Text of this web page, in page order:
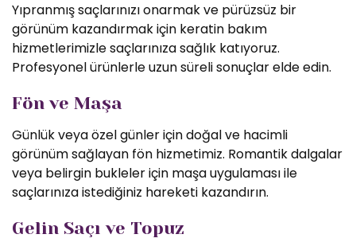
Yıpranmış saçlarınızı onarmak ve pürüzsüz bir
görünüm kazandırmak için keratin bakım
hizmetlerimizle saçlarınıza sağlık katıyoruz.
Profesyonel ürünlerle uzun süreli sonuçlar elde edin.
Fön ve Maşa
Günlük veya özel günler için doğal ve hacimli
görünüm sağlayan fön hizmetimiz. Romantik dalgalar
veya belirgin bukleler için maşa uygulaması ile
saçlarınıza istediğiniz hareketi kazandırın.
Gelin Saçı ve Topuz